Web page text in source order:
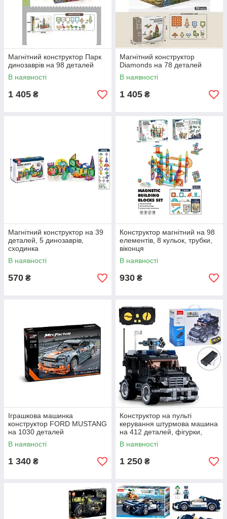
Магнітний конструктор Парк
динозаврів на 98 деталей
В наявності
1 405 ₴
Магнітний конструктор
Diamonds на 78 деталей
В наявності
1 405 ₴
Магнітний конструктор на 39
деталей, 5 динозаврів,
сходинка
В наявності
570 ₴
Конструктор магнітний на 98
елементів, 8 кульок, трубки,
віконця
В наявності
930 ₴
Іграшкова машинка
конструктор FORD MUSTANG
на 1030 деталей
В наявності
1 340 ₴
Конструктор на пульті
керування штурмова машина
на 412 деталей, фігурки,
акум, USB-зарядне
В наявності
1 250 ₴